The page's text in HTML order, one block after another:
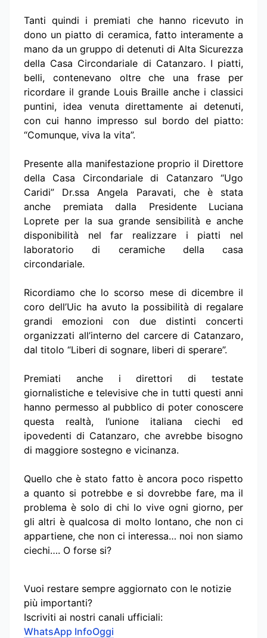
Tanti quindi i premiati che hanno ricevuto in
dono un piatto di ceramica, fatto interamente a
mano da un gruppo di detenuti di Alta Sicurezza
della Casa Circondariale di Catanzaro. I piatti,
belli, contenevano oltre che una frase per
ricordare il grande Louis Braille anche i classici
puntini, idea venuta direttamente ai detenuti,
con cui hanno impresso sul bordo del piatto:
“Comunque, viva la vita”.
Presente alla manifestazione proprio il Direttore
della Casa Circondariale di Catanzaro “Ugo
Caridi” Dr.ssa Angela Paravati, che è stata
anche premiata dalla Presidente Luciana
Loprete per la sua grande sensibilità e anche
disponibilità nel far realizzare i piatti nel
laboratorio di ceramiche della casa
circondariale.
Ricordiamo che lo scorso mese di dicembre il
coro dell’Uic ha avuto la possibilità di regalare
grandi emozioni con due distinti concerti
organizzati all’interno del carcere di Catanzaro,
dal titolo “Liberi di sognare, liberi di sperare”.
Premiati anche i direttori di testate
giornalistiche e televisive che in tutti questi anni
hanno permesso al pubblico di poter conoscere
questa realtà, l’unione italiana ciechi ed
ipovedenti di Catanzaro, che avrebbe bisogno
di maggiore sostegno e vicinanza.
Quello che è stato fatto è ancora poco rispetto
a quanto si potrebbe e si dovrebbe fare, ma il
problema è solo di chi lo vive ogni giorno, per
gli altri è qualcosa di molto lontano, che non ci
appartiene, che non ci interessa… noi non siamo
ciechi…. O forse si?
Vuoi restare sempre aggiornato con le notizie
più importanti?
Iscriviti ai nostri canali ufficiali:
WhatsApp InfoOggi